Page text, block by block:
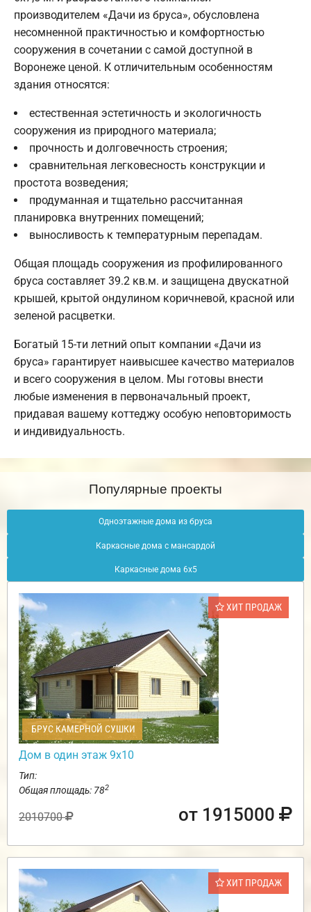
производителем «Дачи из бруса», обусловлена
несомненной практичностью и комфортностью
сооружения в сочетании с самой доступной в
Воронеже ценой. К отличительным особенностям
здания относятся:
естественная эстетичность и экологичность
сооружения из природного материала;
прочность и долговечность строения;
сравнительная легковесность конструкции и
простота возведения;
продуманная и тщательно рассчитанная
планировка внутренних помещений;
выносливость к температурным перепадам.
Общая площадь сооружения из профилированного
бруса составляет 39.2 кв.м. и защищена двускатной
крышей, крытой ондулином коричневой, красной или
зеленой расцветки.
Богатый 15-ти летний опыт компании «Дачи из
бруса» гарантирует наивысшее качество материалов
и всего сооружения в целом. Мы готовы внести
любые изменения в первоначальный проект,
придавая вашему коттеджу особую неповторимость
и индивидуальность.
Популярные проекты
Одноэтажные дома из бруса
Каркасные дома с мансардой
Каркасные дома 6х5
ХИТ ПРОДАЖ
БРУС КАМЕРНОЙ СУШКИ
Дом в один этаж 9х10
Тип:
Общая площадь: 782
2010700 от 1915000
ХИТ ПРОДАЖ